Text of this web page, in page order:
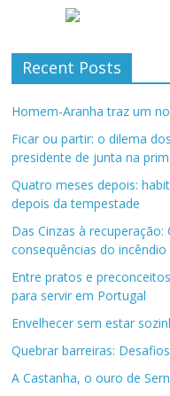
Recent Posts
Homem-Aranha traz um
Ficar ou partir: o dilema
presidente de junta na
Quatro meses depois:
depois da tempestade
Das Cinzas à
consequências do incêndio
Entre pratos e
para servir em Portugal
Envelhecer sem estar
Quebrar barreiras:
A Castanha, o ouro de